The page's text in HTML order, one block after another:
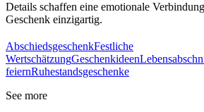
Details schaffen eine emotionale
Geschenk einzigartig.
AbschiedsgeschenkFestliche
WertschätzungGeschenkideen
feiernRuhestandsgeschenke
See more